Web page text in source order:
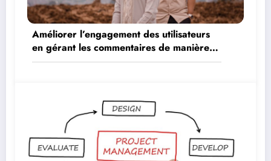
Améliorer l’engagement des utilisateurs
en gérant les commentaires de manière
proactive